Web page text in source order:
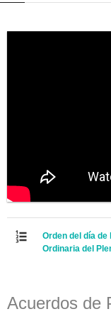
Orden del día de
Ordinaria del
Acuerdos de